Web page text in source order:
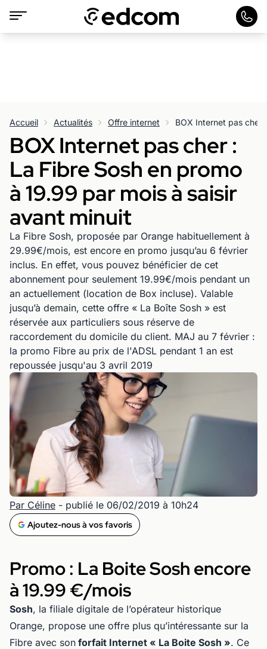
Accueil Actualités Offre internet
BOX Internet pas cher :
La Fibre Sosh en promo
à 19.99 par mois à saisir
avant minuit
La Fibre Sosh, proposée par Orange habituellement à
29.99€/mois, est encore en promo jusqu’au 6 février
inclus. En effet, vous pouvez bénéficier de cet
abonnement pour seulement 19.99€/mois pendant un
an actuellement (location de Box incluse). Valable
jusqu’à demain, cette offre « La Boîte Sosh » est
réservée aux particuliers sous réserve de
raccordement du domicile du client. MAJ au 7 février :
la promo Fibre au prix de l'ADSL pendant 1 an est
repoussée jusqu'au 3 avril 2019
Par Céline - publié le 06/02/2019 à 10h24
Ajoutez-nous à vos favoris
Promo : La Boite Sosh encore
à 19.99 €/mois
Sosh, la filiale digitale de l’opérateur historique
Orange, propose une offre plus qu’intéressante sur la
Fibre avec son forfait Internet « La Boite Sosh ». Ce